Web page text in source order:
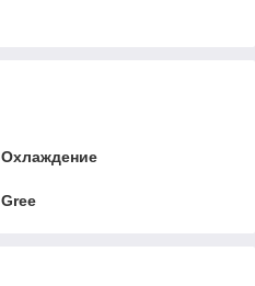
Охлаждение
Gree